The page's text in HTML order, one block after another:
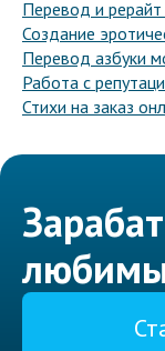
Перевод и рерайт
Создание
Перевод азбуки
Работа с
Стихи на заказ